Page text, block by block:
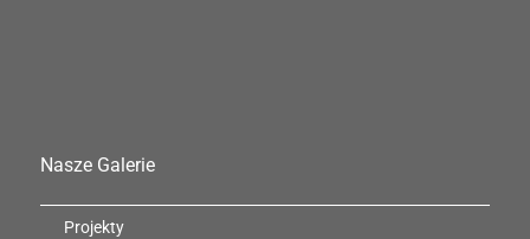
Nasze Galerie
Projekty